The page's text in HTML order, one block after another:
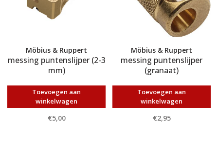
Möbius & Ruppert
messing puntenslijper (2-3
mm)
Toevoegen aan
winkelwagen
€5,00
Möbius & Ruppert
messing puntenslijper
(granaat)
Toevoegen aan
winkelwagen
€2,95